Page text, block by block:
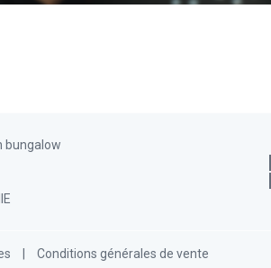
bungalow
Conditions générales de vente